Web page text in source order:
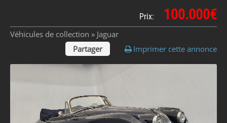
Prix: 100.000€
Véhicules de collection » Jaguar
Partager
Imprimer cette annonce